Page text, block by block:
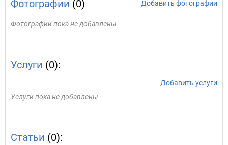
Фотографии (0) Добавить фотографии
Фотографии пока не добавлены
Услуги (0):
Добавить услуги
Услуги пока не добавлены
Статьи (0):